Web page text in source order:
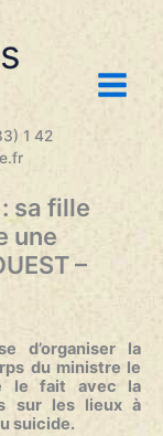
1 42
sa fille
une
–
d’organiser la
du ministre le
le fait avec la
sur les lieux à
suicide.